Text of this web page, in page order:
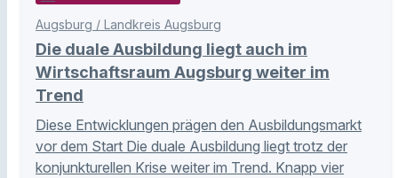
Augsburg / Landkreis Augsburg
Die duale Ausbildung liegt auch im
Wirtschaftsraum Augsburg weiter im
Trend
Diese Entwicklungen prägen den Ausbildungsmarkt
vor dem Start Die duale Ausbildung liegt trotz der
konjunkturellen Krise weiter im Trend. Knapp vier